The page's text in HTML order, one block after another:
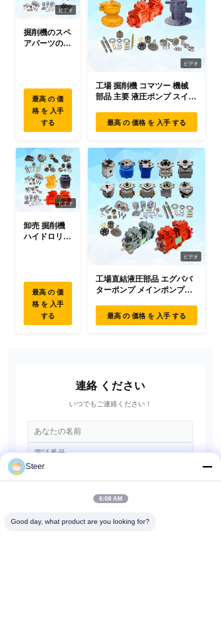
ビデオ
掘削機のスペ
アパーツのオ
最高 の 価
格 を 入手
する
ビデオ
工場 掘削機 コマツー 機械
部品 主要 液圧ポンプ スイン
部品 掘削機
最高 の 価格 を 入手 する
ビデオ
卸売 掘削機
ハイドロリッ
スウィング
モーター ハ
イデヤンマー
コマツー ヒ
タチ XCMG
最高 の 価
格 を 入手
する
ビデオ
工場直結液圧部品 エグババ
ターポンプ メインポンプエ
PC/EX/EC/DH/DX/CAAT/SH
部品
最高 の 価格 を 入手 する
連絡 ください
いつでもご連絡ください！
Steer
6:08 AM
Good day, what product are you looking for?